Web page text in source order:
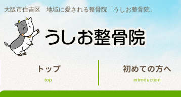
大阪市住吉区 地域に愛される整骨院「うしお整骨院」
トップ
top
初めての方へ
introduction